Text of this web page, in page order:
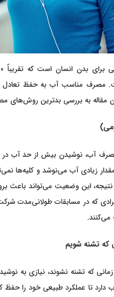
مصرف مناسب آب به حفظ تعادل
مقاله به بررسی بدترین روش‌های
آب، نوشیدن بیش از حد آب
زیادی آب می‌نوشد و کلیه‌ها
این وضعیت می‌تواند باعث
که در مسابقات طولانی‌مدت
زمانی که تشنه نشوند، نیازی به
دارد تا عملکرد طبیعی خود را